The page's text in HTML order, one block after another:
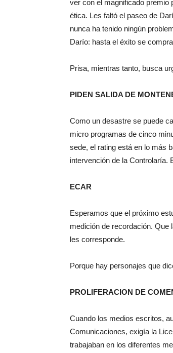
ver con el magnificado premio
ética. Les faltó el paseo de
nunca ha tenido ningún
Darío: hasta el éxito se
Prisa, mientras tanto, busca
PIDEN SALIDA DE
Como un desastre se puede
micro programas de cinco
sede, el rating está en lo más
intervención de la Controlaría.
ECAR
Esperamos que el próximo
medición de recordación. Que
les corresponde.
Porque hay personajes que
PROLIFERACION DE
Cuando los medios escritos,
Comunicaciones, exigía la
trabajaban en los diferentes